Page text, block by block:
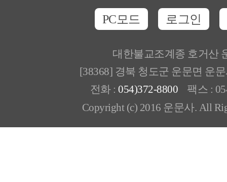
PC모드 로그인
대한불교조계종 호거산
[38368] 경북 청도군 운문면 운
전화 : 054)372-8800 팩스 :
Copyright (c) 2016 운문사. All